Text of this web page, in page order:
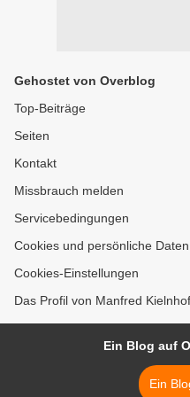
Gehostet von Overblog
Top-Beiträge
Seiten
Kontakt
Missbrauch melden
Servicebedingungen
Cookies und persönliche Daten
Cookies-Einstellungen
Das Profil von Manfred
Ein Blog auf
Ein